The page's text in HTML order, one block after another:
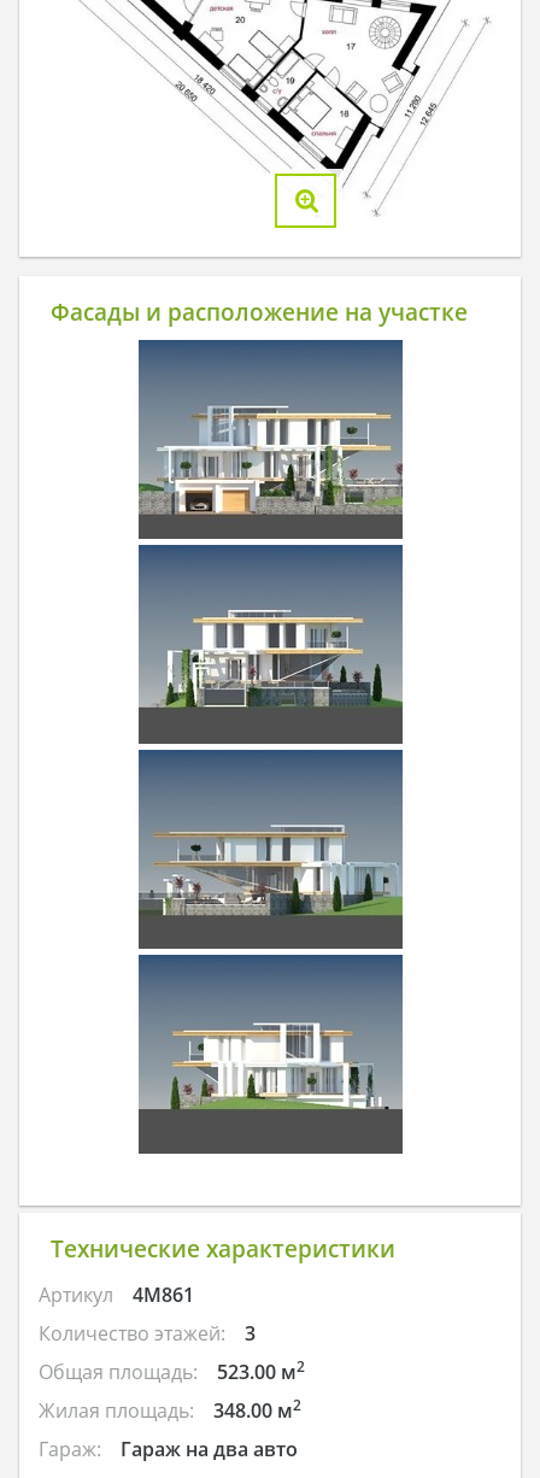
Фасады и расположение на участке
Технические характеристики
Артикул
4M861
Количество этажей:
3
Общая площадь:
523.00 м2
Жилая площадь: 348.00 м2
Гараж:
Гараж на два авто